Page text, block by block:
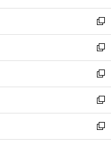
開
く
ウ
で
開
く
ン
ド
ウ
で
開
く
ウ
ィ
ン
ド
ウ
で
開
く
し
い
ウ
ィ
ン
ド
ウ
で
開
く
新
し
い
ウ
ィ
ン
ド
ウ
で
開
新
し
い
ウ
ィ
ン
ド
ウ
新
し
い
ウ
ィ
ン
新
し
い
ウ
新
し